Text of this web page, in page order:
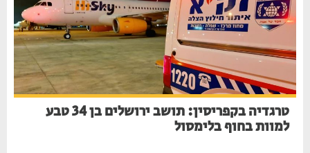
טרגדיה בקפריסין: תושב ירושלים בן 34 טבע
למוות בחוף בלימסול